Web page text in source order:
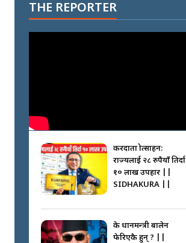
THE REPORTER
करदाता प्रोत्साहन:
राज्यलाई २८ रुपैयाँ तिर्दा
१० लाख उपहार ||
SIDHAKURA ||
के प्रधानमन्त्री बालेन
फेरिएकै हुन् ? ||